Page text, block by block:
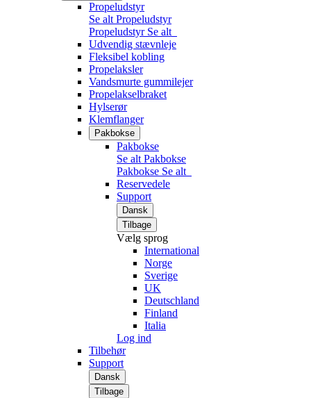
Propeludstyr
Se alt Propeludstyr
Propeludstyr Se alt
Udvendig stævnleje
Fleksibel kobling
Propelaksler
Vandsmurte gummilejer
Propelakselbraket
Hylserør
Klemflanger
Pakbokse
Pakbokse
Se alt Pakbokse
Pakbokse Se alt
Reservedele
Support
Dansk
Tilbage
Vælg sprog
International
Norge
Sverige
UK
Deutschland
Finland
Italia
Log ind
Tilbehør
Support
Dansk
Tilbage